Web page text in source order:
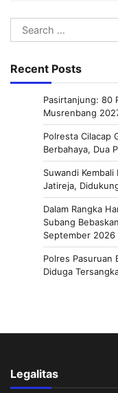
Search
for:
Recent Posts
Pasirtanjung: 80
Musrenbang
Polresta Cilacap
Berbahaya, Dua
Suwandi
Jatireja,
Dalam Rangka
Subang
September 2026
Polres Pasuruan
Diduga
Legalitas